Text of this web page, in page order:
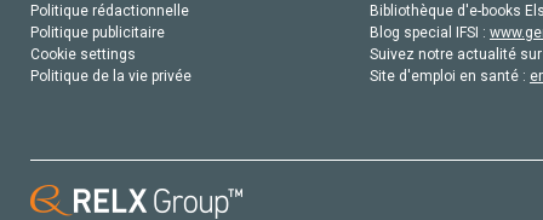
Politique rédactionnelle
Politique publicitaire
Cookie settings
Politique de la vie privée
Bibliothèque d'e-books
Blog special IFSI :
Suivez notre actualité
Site d'emploi en santé :